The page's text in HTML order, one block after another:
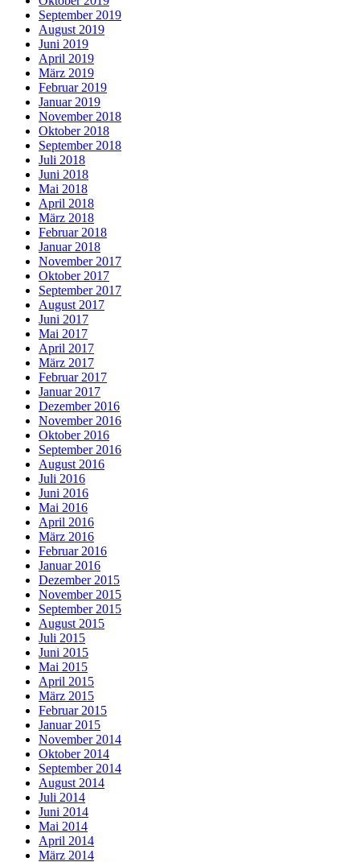
September 2019
August 2019
Juni 2019
April 2019
März 2019
Februar 2019
Januar 2019
November 2018
Oktober 2018
September 2018
Juli 2018
Juni 2018
Mai 2018
April 2018
März 2018
Februar 2018
Januar 2018
November 2017
Oktober 2017
September 2017
August 2017
Juni 2017
Mai 2017
April 2017
März 2017
Februar 2017
Januar 2017
Dezember 2016
November 2016
Oktober 2016
September 2016
August 2016
Juli 2016
Juni 2016
Mai 2016
April 2016
März 2016
Februar 2016
Januar 2016
Dezember 2015
November 2015
September 2015
August 2015
Juli 2015
Juni 2015
Mai 2015
April 2015
März 2015
Februar 2015
Januar 2015
November 2014
Oktober 2014
September 2014
August 2014
Juli 2014
Juni 2014
Mai 2014
April 2014
März 2014